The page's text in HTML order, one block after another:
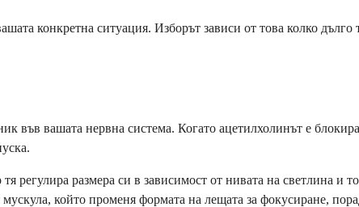
конкретна ситуация. Изборът зависи от това колко дълго
във вашата нервна система. Когато ацетилхолинът е
регулира размера си в зависимост от нивата на светлина и
който променя формата на лещата за фокусиране,